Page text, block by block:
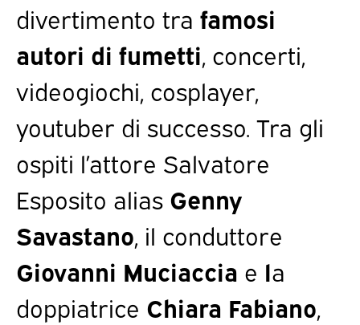
divertimento tra famosi
autori di fumetti, concerti,
videogiochi, cosplayer,
youtuber di successo. Tra gli
ospiti l’attore Salvatore
Esposito alias Genny
Savastano, il conduttore
Giovanni Muciaccia e la
doppiatrice Chiara Fabiano,